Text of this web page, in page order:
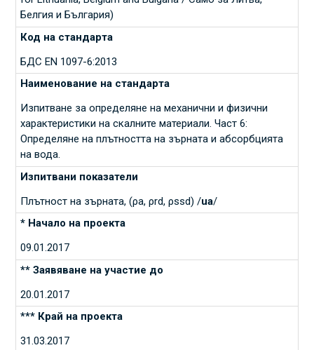
Белгия и България)
БДС EN 1097-6:2013
Изпитване за определяне на механични и физични
характеристики на скалните материали. Част 6:
Определяне на плътността на зърната и абсорбцията
на вода.
Плътност на зърната, (ρа, ρrd, ρssd) /ua/
09.01.2017
20.01.2017
31.03.2017